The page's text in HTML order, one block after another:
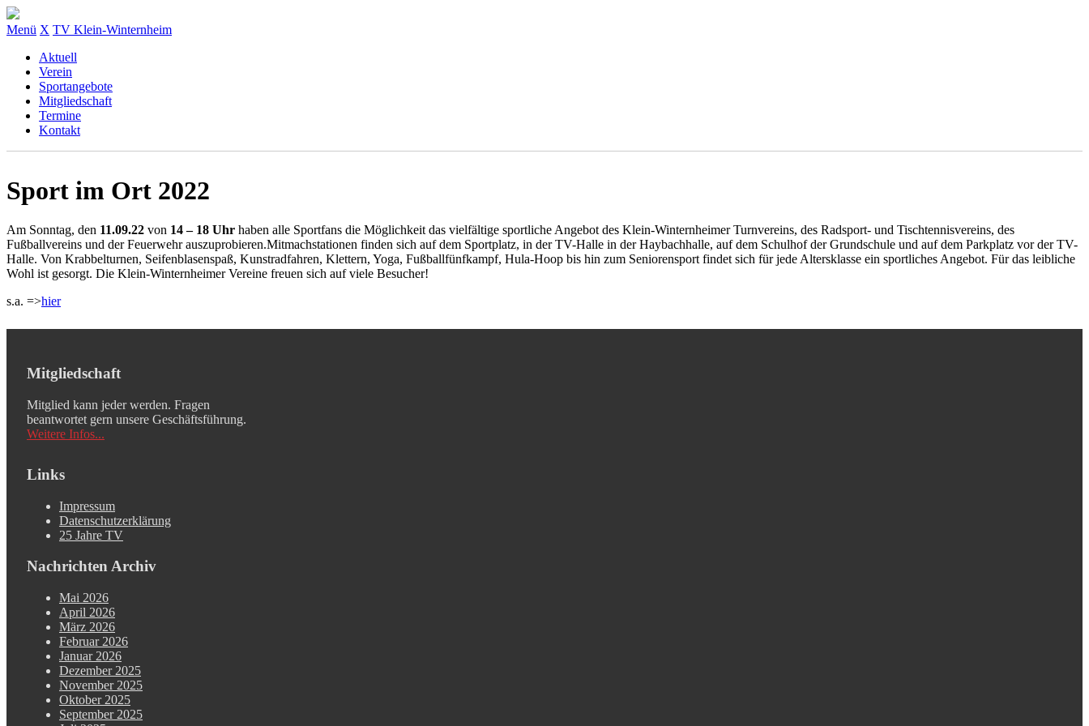
Menü X TV Klein-Winternheim
Aktuell
Verein
Sportangebote
Mitgliedschaft
Termine
Kontakt
Sport im Ort 2022
Am Sonntag, den 11.09.22 von 14 – 18 Uhr haben alle Sportfans die Möglichkeit das vielfältige sportliche Angebot des Klein-Winternheimer Turnvereins, des Radsport- und Tischtennisvereins, des
Fußballvereins und der Feuerwehr auszuprobieren.Mitmachstationen finden sich auf dem Sportplatz, in der TV-Halle in der Haybachhalle, auf dem Schulhof der Grundschule und auf dem Parkplatz vor der TV-
Halle. Von Krabbelturnen, Seifenblasenspaß, Kunstradfahren, Klettern, Yoga, Fußballfünfkampf, Hula-Hoop bis hin zum Seniorensport findet sich für jede Altersklasse ein sportliches Angebot. Für das leibliche
Wohl ist gesorgt. Die Klein-Winternheimer Vereine freuen sich auf viele Besucher!
s.a. =>hier
Mitgliedschaft
Mitglied kann jeder werden. Fragen
beantwortet gern unsere Geschäftsführung.
Weitere Infos...
Links
Impressum
Datenschutzerklärung
25 Jahre TV
Nachrichten Archiv
Mai 2026
April 2026
März 2026
Februar 2026
Januar 2026
Dezember 2025
November 2025
Oktober 2025
September 2025